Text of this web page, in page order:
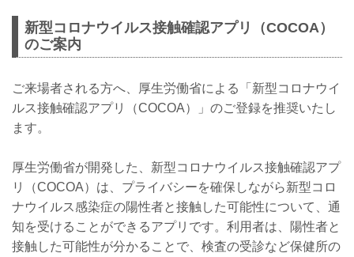
新型コロナウイルス接触確認アプリ（COCOA）
のご案内
ご来場者される方へ、厚生労働省による「新型コロナウイ
ルス接触確認アプリ（COCOA）」のご登録を推奨いたし
ます。
厚生労働省が開発した、新型コロナウイルス接触確認アプ
リ（COCOA）は、プライバシーを確保しながら新型コロ
ナウイルス感染症の陽性者と接触した可能性について、通
知を受けることができるアプリです。利用者は、陽性者と
接触した可能性が分かることで、検査の受診など保健所の